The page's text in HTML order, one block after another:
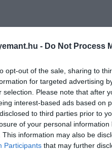
- Do Not Process
opt-out of the sale, sharing to
for targeted advertising
selection. Please note that after
interest-based ads based on
to third parties prior to
of your personal
This information may also be
Participants that may further